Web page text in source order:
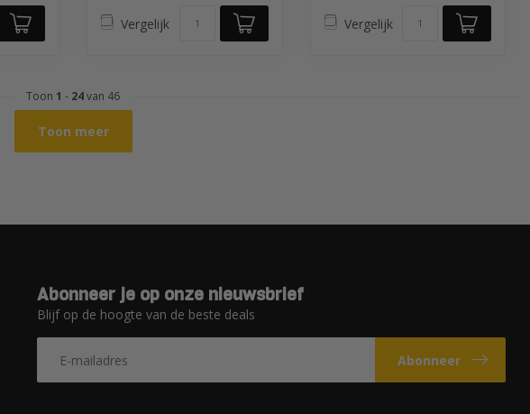
Vergelijk Vergelijk
Toon 1 - 24van 46
Toon meer
Abonneer je op onze nieuwsbrief
Blijf op de hoogte van de beste deals
Abonneer